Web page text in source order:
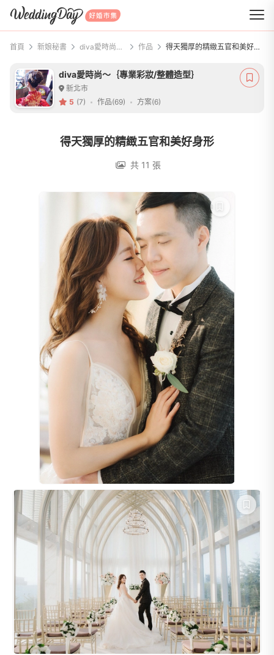
WeddingDay 好婚市集
首頁 新娘秘書 diva愛時尚～｛專業彩妝/整體造型｝ 作品 得天獨厚的精緻五官和美好身形
diva愛時尚～｛專業彩妝/整體造型｝
新北市
5 (7) 作品(69) 方案(6)
得天獨厚的精緻五官和美好身形
共 11 張